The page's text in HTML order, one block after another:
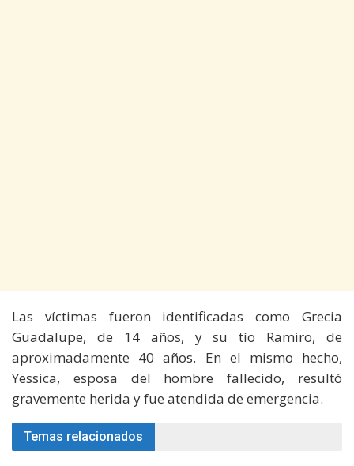
Las víctimas fueron identificadas como Grecia
Guadalupe, de 14 años, y su tío Ramiro, de
aproximadamente 40 años. En el mismo hecho,
Yessica, esposa del hombre fallecido, resultó
gravemente herida y fue atendida de emergencia.
Temas relacionados